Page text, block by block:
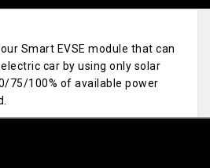
Smart EVSE module that can
car by using only solar
75/100% of available power